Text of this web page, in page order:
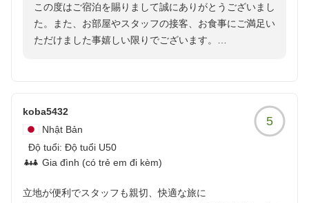
ょうどお部屋清掃の時間だったのですが、タオルを余分にい
ただいて、とても助かりました。こちらの都合に合わせて食
事の時間のご相談にのっていただけましたし、何よりお食事
クチコミの詳細はこちらから
https://review.travel.rakuten.co.jp/hotel/voice/30113?
この度はご宿泊を賜りまして誠にありがとうございまし
た。また、お部屋やスタッフの接客、お食事にご満足い
ただけました事嬉しい限りでございます。
士山がすごく綺麗に見える絶好のロケーションと自負し
機会がございましたら又お越しくださいませ。またお会
いできるのを楽しみにしております。
koba5432
Nhật Bản
Độ tuổi: Độ tuổi U50
Gia đình (có trẻ em đi kèm)
5
立地が便利でスタッフも親切、快適な旅に